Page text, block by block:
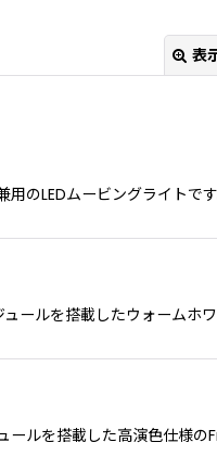
表
絞り込む
のLEDムービングライトで
ールを搭載したウォーム
ルを搭載した高演色仕様